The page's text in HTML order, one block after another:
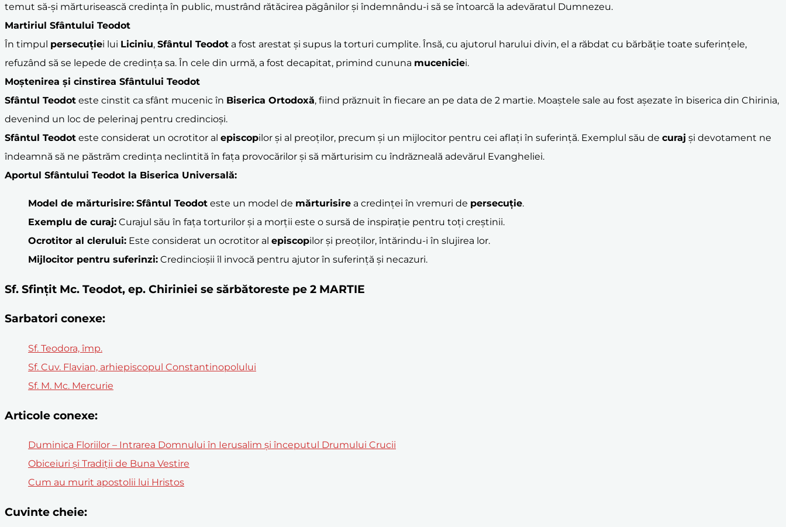
temut să-și mărturisească credința în public, mustrând rătăcirea păgânilor și îndemnându-i să se întoarcă la adevăratul Dumnezeu.
Martiriul Sfântului Teodot
În timpul persecuției lui Liciniu, Sfântul Teodot a fost arestat și supus la torturi cumplite. Însă, cu ajutorul harului divin, el a răbdat cu bărbăție toate suferințele,
refuzând să se lepede de credința sa. În cele din urmă, a fost decapitat, primind cununa muceniciei.
Moștenirea și cinstirea Sfântului Teodot
Sfântul Teodot este cinstit ca sfânt mucenic în Biserica Ortodoxă, fiind prăznuit în fiecare an pe data de 2 martie. Moaștele sale au fost așezate în biserica din Chirinia,
devenind un loc de pelerinaj pentru credincioși.
Sfântul Teodot este considerat un ocrotitor al episcopilor și al preoților, precum și un mijlocitor pentru cei aflați în suferință. Exemplul său de curaj și devotament ne
îndeamnă să ne păstrăm credința neclintită în fața provocărilor și să mărturisim cu îndrăzneală adevărul Evangheliei.
Aportul Sfântului Teodot la Biserica Universală:
Model de mărturisire: Sfântul Teodot este un model de mărturisire a credinței în vremuri de persecuție.
Exemplu de curaj: Curajul său în fața torturilor și a morții este o sursă de inspirație pentru toți creștinii.
Ocrotitor al clerului: Este considerat un ocrotitor al episcopilor și preoților, întărindu-i în slujirea lor.
Mijlocitor pentru suferinzi: Credincioșii îl invocă pentru ajutor în suferință și necazuri.
Sf. Sfințit Mc. Teodot, ep. Chiriniei se sărbătoreste pe 2 MARTIE
Sarbatori conexe:
Sf. Teodora, împ.
Sf. Cuv. Flavian, arhiepiscopul Constantinopolului
Sf. M. Mc. Mercurie
Articole conexe:
Duminica Floriilor – Intrarea Domnului în Ierusalim și începutul Drumului Crucii
Obiceiuri și Tradiții de Buna Vestire
Cum au murit apostolii lui Hristos
Cuvinte cheie: